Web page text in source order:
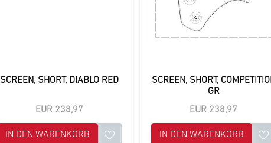
SCREEN, SHORT, DIABLO RED
EUR 238,97
IN DEN WARENKORB
SCREEN, SHORT,
GR
EUR 238,97
IN DEN WARENKORB